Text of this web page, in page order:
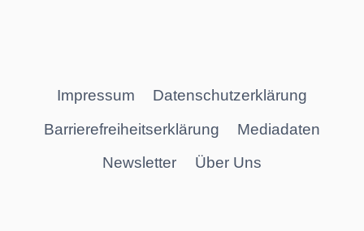
Impressum
Datenschutzerklärung
Barrierefreiheitserklärung
Mediadaten
Newsletter
Über Uns